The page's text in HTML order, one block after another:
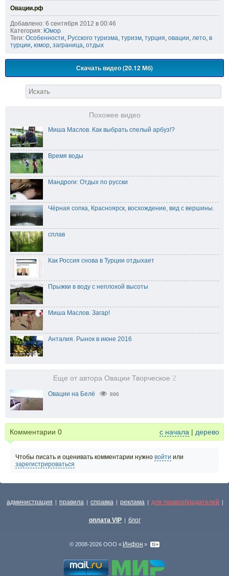
Овации.рф
Добавлено: 6 сентября 2012 в 00:46
Категория: Юмор
Теги: Особенности Русского туризма туризм турция овации лето в
турции юмор заграница отдых
Скачать видео (20.12 Мб)
Похожее видео
Миша Маслов. Как выбрать спелый арбуз!?
Время воды
Мандроги: Отдых по русски
Чёрная сопка, Красноярск, восхождение, вид с вершины.
сплав
Как Россия снова в Турции отдыхает
Прыжки в воду с неплохой высоты
Миша Маслов. Загар!
Анталия. Рынок в июне 2016
Еще от автора Овации Творческое 2
Овации на Белё 896
Комментарии 0 с начала | дерево
Чтобы писать и оценивать комментарии нужно войти или
зарегистрироваться
администрация | правила | справка | реклама | для правообладателей |
оплата VIP | блог
© 2008-2026 ООО « Инфон »